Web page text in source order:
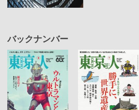
バックナンバー